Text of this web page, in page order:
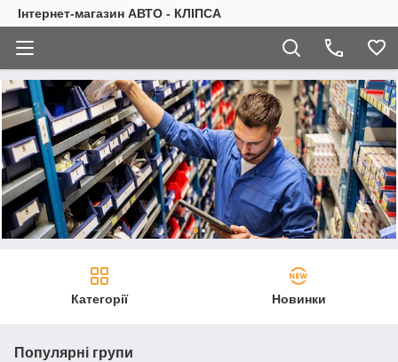
Інтернет-магазин АВТО - КЛІПСА
Категорії Новинки
Популярні групи